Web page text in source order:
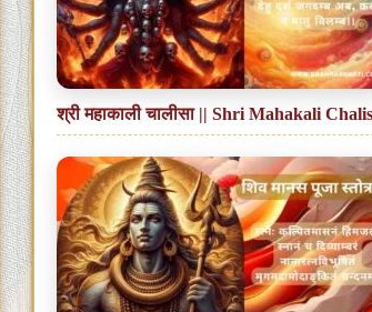
श्री महाकाली चालीसा || Shri Mahakali